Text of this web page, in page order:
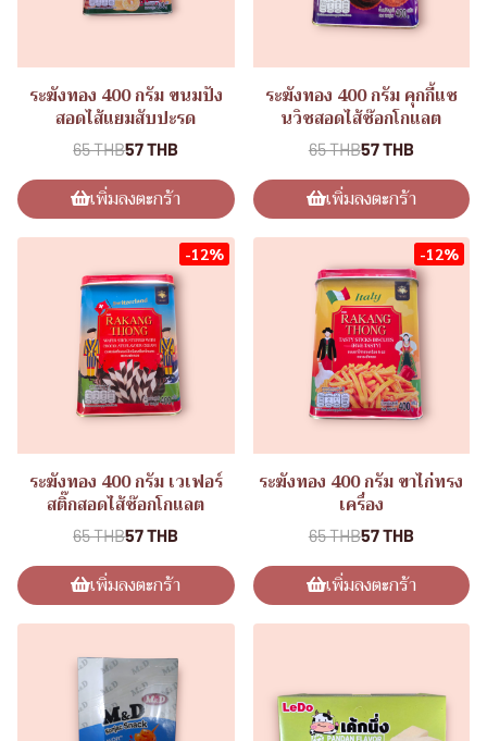
ระฆังทอง 400 กรัม ขนมปัง
สอดไส้แยมสับปะรด
65 THB57 THB
เพิ่มลงตะกร้า
ระฆังทอง 400 กรัม คุกกี้แซ
นวิชสอดไส้ช๊อกโกแลต
65 THB57 THB
เพิ่มลงตะกร้า
-12%
ระฆังทอง 400 กรัม เวเฟอร์
สติ๊กสอดไส้ช๊อกโกแลต
65 THB57 THB
เพิ่มลงตะกร้า
-12%
ระฆังทอง 400 กรัม ขาไก่ทรง
เครื่อง
65 THB57 THB
เพิ่มลงตะกร้า